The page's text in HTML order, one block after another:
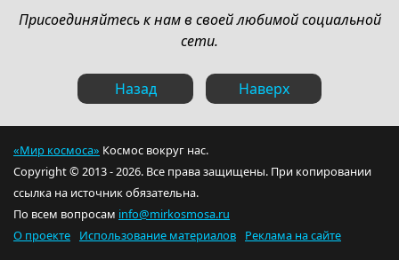
Присоединяйтесь к нам в своей любимой социальной
сети.
Назад Наверх
«Мир космоса» Космос вокруг нас.
Copyright © 2013 - 2026. Все права защищены. При копировании
ссылка на источник обязательна.
По всем вопросам info@mirkosmosa.ru
О проекте
Использование материалов Реклама на сайте